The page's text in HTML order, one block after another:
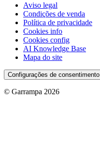
Aviso legal
Condições de venda
Política de privacidade
Cookies info
Cookies config
AI Knowledge Base
Mapa do site
Configurações de consentimento
© Garrampa 2026